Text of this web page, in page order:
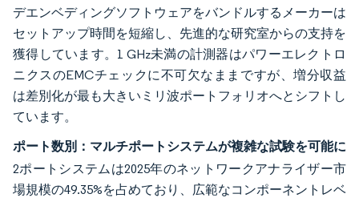
デエンベディングソフトウェアをバンドルするメーカーは
セットアップ時間を短縮し、先進的な研究室からの支持を
獲得しています。1 GHz未満の計測器はパワーエレクトロ
ニクスのEMCチェックに不可欠なままですが、増分収益
は差別化が最も大きいミリ波ポートフォリオへとシフトし
ています。
ポート数別：マルチポートシステムが複雑な試験を可能に
2ポートシステムは2025年のネットワークアナライザー市
場規模の49.35%を占めており、広範なコンポーネントレベ